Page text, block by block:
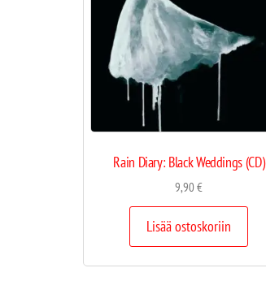
Rain Diary: Black Weddings (CD)
9,90€
Lisää ostoskoriin